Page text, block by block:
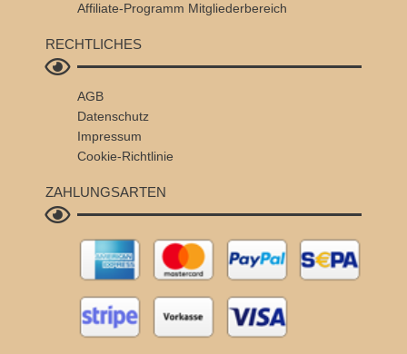
Affiliate-Programm Mitgliederbereich
RECHTLICHES
AGB
Datenschutz
Impressum
Cookie-Richtlinie
ZAHLUNGSARTEN